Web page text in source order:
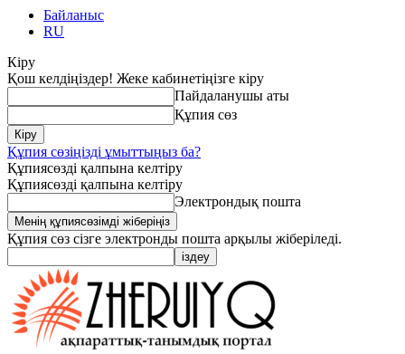
Байланыс
RU
Кіру
Қош келдіңіздер! Жеке кабинетіңізге кіру
Пайдаланушы аты
Құпия сөз
Құпия сөзіңізді ұмыттыңыз ба?
Құпиясөзді қалпына келтіру
Құпиясөзді қалпына келтіру
Электрондық пошта
Құпия сөз сізге электронды пошта арқылы жіберіледі.